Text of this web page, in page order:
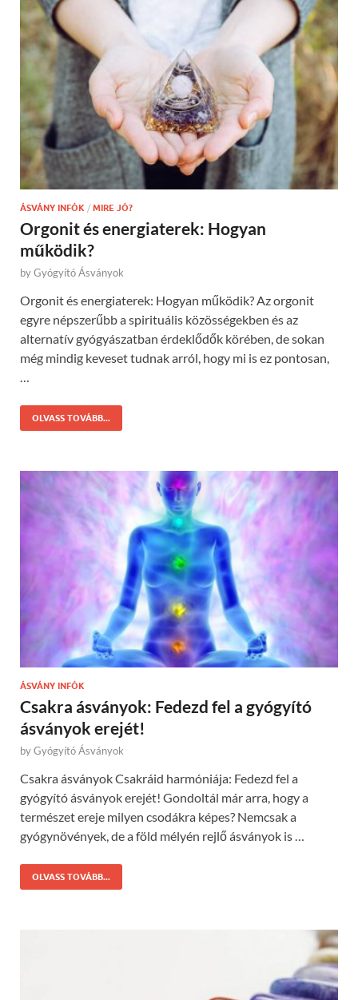
ÁSVÁNY INFÓK / MIRE JÓ?
Orgonit és energiaterek: Hogyan
működik?
byGyógyító Ásványok
Orgonit és energiaterek: Hogyan működik? Az orgonit
egyre népszerűbb a spirituális közösségekben és az
alternatív gyógyászatban érdeklődők körében, de sokan
még mindig keveset tudnak arról, hogy mi is ez pontosan,
…
OLVASS TOVÁBB...
ÁSVÁNY INFÓK
Csakra ásványok: Fedezd fel a gyógyító
ásványok erejét!
byGyógyító Ásványok
Csakra ásványok Csakráid harmóniája: Fedezd fel a
gyógyító ásványok erejét! Gondoltál már arra, hogy a
természet ereje milyen csodákra képes? Nemcsak a
gyógynövények, de a föld mélyén rejlő ásványok is …
OLVASS TOVÁBB...